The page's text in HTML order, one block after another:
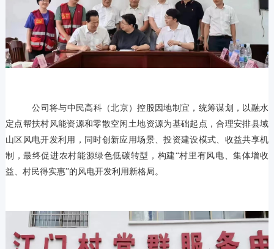
公司将与中 民高科（北京）控股 因地制宜，统筹谋划，以融水
定点帮扶村风能资源和零散空闲土地资源为基础起点，合理安排县域
山区风电开发利用，同时创新应用场景、投资建设模式、收益共享机
制，最终促进农村能源绿色低碳转型， 构建“村里有风电、集体增收
益、村民得实惠”的风电开发利用新格局。